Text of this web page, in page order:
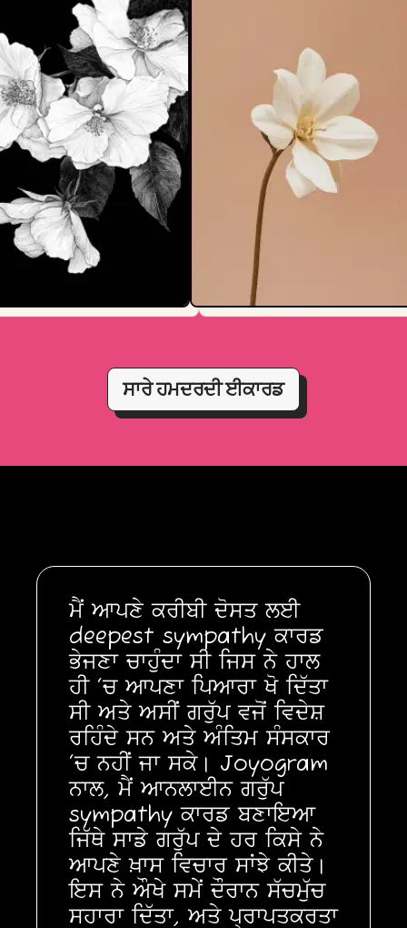
ਸਾਰੇ ਹਮਦਰਦੀ ਈਕਾਰਡ
ਮੈਂ ਆਪਣੇ ਕਰੀਬੀ ਦੋਸਤ ਲਈ
deepest sympathy ਕਾਰਡ
ਭੇਜਣਾ ਚਾਹੁੰਦਾ ਸੀ ਜਿਸ ਨੇ ਹਾਲ
ਹੀ ‘ਚ ਆਪਣਾ ਪਿਆਰਾ ਖੋ ਦਿੱਤਾ
ਸੀ ਅਤੇ ਅਸੀਂ ਗਰੁੱਪ ਵਜੋਂ ਵਿਦੇਸ਼
ਰਹਿੰਦੇ ਸਨ ਅਤੇ ਅੰਤਿਮ ਸੰਸਕਾਰ
‘ਚ ਨਹੀਂ ਜਾ ਸਕੇ। Joyogram
ਨਾਲ, ਮੈਂ ਆਨਲਾਈਨ ਗਰੁੱਪ
sympathy ਕਾਰਡ ਬਣਾਇਆ
ਜਿੱਥੇ ਸਾਡੇ ਗਰੁੱਪ ਦੇ ਹਰ ਕਿਸੇ ਨੇ
ਆਪਣੇ ਖ਼ਾਸ ਵਿਚਾਰ ਸਾਂਝੇ ਕੀਤੇ।
ਇਸ ਨੇ ਔਖੇ ਸਮੇਂ ਦੌਰਾਨ ਸੱਚਮੁੱਚ
ਸਹਾਰਾ ਦਿੱਤਾ, ਅਤੇ ਪ੍ਰਾਪਤਕਰਤਾ